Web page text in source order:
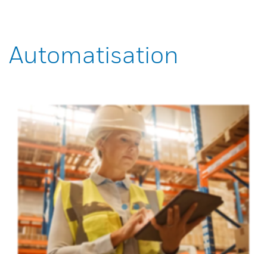
Automatisation